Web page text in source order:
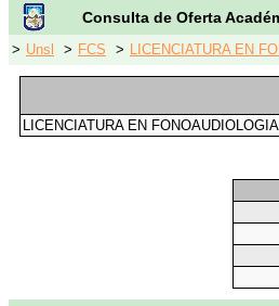
Consulta de Oferta
> Unsl > FCS > LICENCIATURA EN
LICENCIATURA EN FONOAUDIOLOGIA